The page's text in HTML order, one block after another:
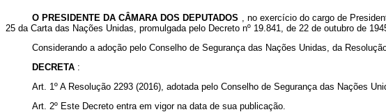
O PRESIDENTE DA CÂMARA DOS DEPUTADOS , no exercício do cargo de
25 da Carta das Nações Unidas, promulgada pelo Decreto nº 19.841, de 22 de outubro de
Considerando a adoção pelo Conselho de Segurança das Nações Unidas, da
DECRETA :
Art. 1º A Resolução 2293 (2016), adotada pelo Conselho de Segurança das Nações
Art. 2º Este Decreto entra em vigor na data de sua publicação.